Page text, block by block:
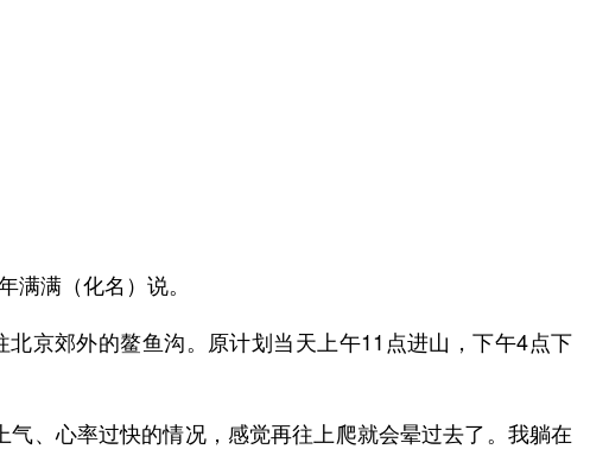
满满（化名）说。
京郊外的鳌鱼沟。原计划当天上午11点进山，下午4点下
、心率过快的情况，感觉再往上爬就会晕过去了。我躺在